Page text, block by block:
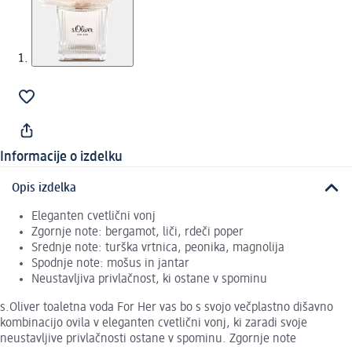
Informacije o izdelku
Opis izdelka
Eleganten cvetlični vonj
Zgornje note: bergamot, liči, rdeči poper
Srednje note: turška vrtnica, peonika, magnolija
Spodnje note: mošus in jantar
Neustavljiva privlačnost, ki ostane v spominu
s.Oliver toaletna voda For Her vas bo s svojo večplastno dišavno
kombinacijo ovila v eleganten cvetlični vonj, ki zaradi svoje
neustavljive privlačnosti ostane v spominu. Zgornje note